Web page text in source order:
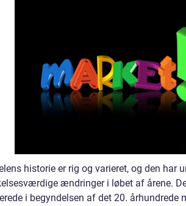
historie er rig og varieret, og den har
ændringer i løbet af årene.
i begyndelsen af det 20. århundrede